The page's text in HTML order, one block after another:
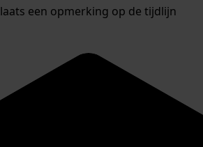
een opmerking op de tijdlijn